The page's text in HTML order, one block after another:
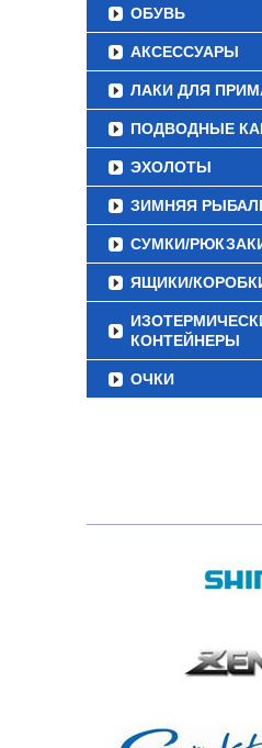
ОБУВЬ
АКСЕССУАРЫ
ЛАКИ ДЛЯ
ПОДВОДНЫЕ
ЭХОЛОТЫ
ЗИМНЯЯ
СУМКИ/
ЯЩИКИ/
КОНТЕЙНЕРЫ
ОЧКИ